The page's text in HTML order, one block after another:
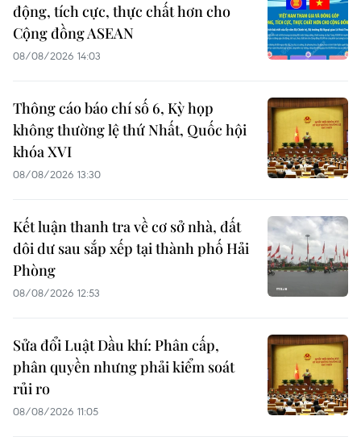
động, tích cực, thực chất hơn cho
Cộng đồng ASEAN
08/08/2026 14:03
Thông cáo báo chí số 6, Kỳ họp
không thường lệ thứ Nhất, Quốc hội
khóa XVI
08/08/2026 13:30
Kết luận thanh tra về cơ sở nhà, đất
dôi dư sau sắp xếp tại thành phố Hải
Phòng
08/08/2026 12:53
Sửa đổi Luật Dầu khí: Phân cấp,
phân quyền nhưng phải kiểm soát
rủi ro
08/08/2026 11:05